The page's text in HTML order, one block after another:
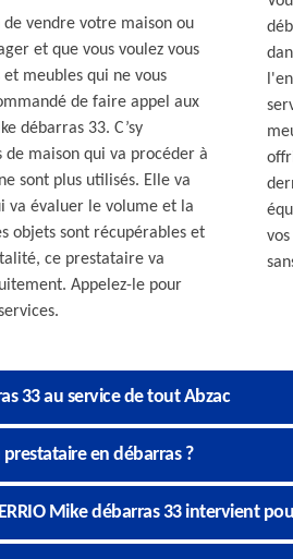
de vendre votre maison ou
et que vous voulez vous
meubles qui ne vous
de faire appel aux
débarras 33. C’sy
maison qui va procéder à
sont plus utilisés. Elle va
va évaluer le volume et la
objets sont récupérables et
ce prestataire va
Appelez-le pour
33 au service de tout Abzac
en débarras ?
Mike débarras 33 intervient